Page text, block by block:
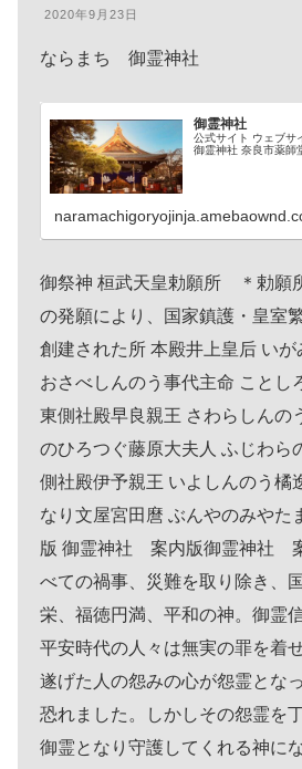
2020年9月23日
ならまち 御霊神社
御霊神社
公式サイト ウェブサ
御霊神社 奈良市薬師
御祭神 桓武天皇勅願所 ＊勅願
の発願により、国家鎮護・皇室
創建された所 本殿井上皇后 い
おさべしんのう事代主命 ことし
東側社殿早良親王 さわらしんの
のひろつぐ藤原大夫人 ふじわら
側社殿伊予親王 いよしんのう橘
なり文屋宮田麿 ぶんやのみや
版 御霊神社 案内版御霊神社
べての禍事、災難を取り除き、
栄、福徳円満、平和の神。御霊
平安時代の人々は無実の罪を着
遂げた人の怨みの心が怨霊とな
恐れました。しかしその怨霊を
御霊となり守護してくれる神に